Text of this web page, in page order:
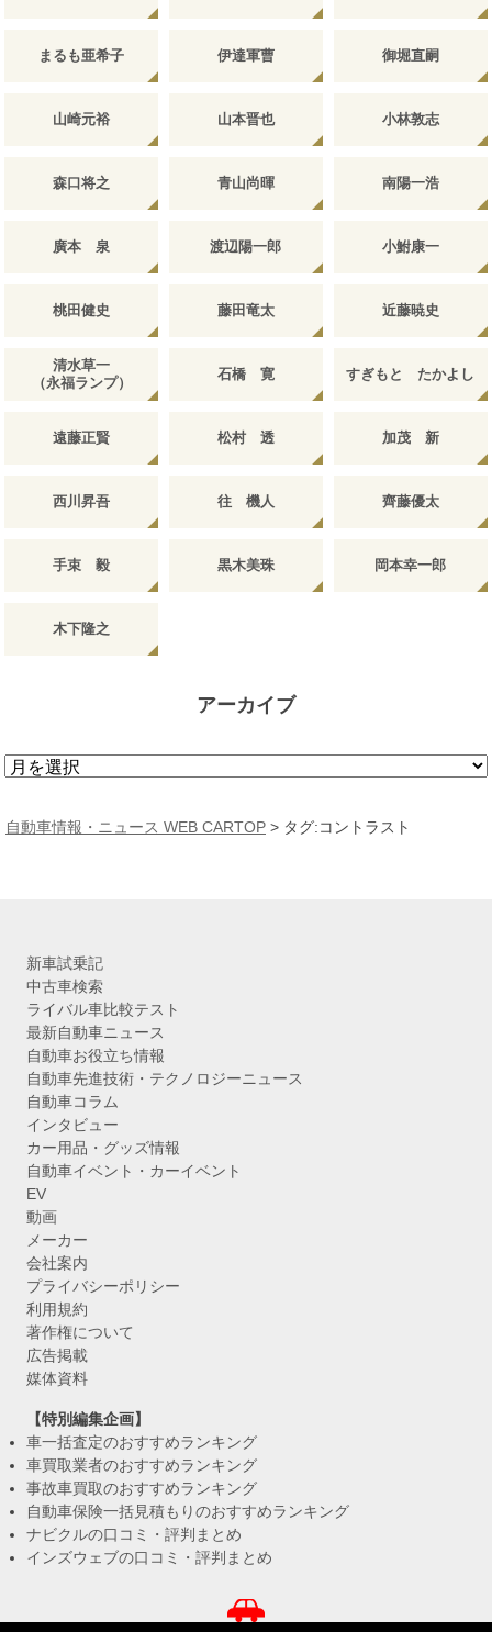
まるも亜希子 伊達軍曹 御堀直嗣
山崎元裕 山本晋也 小林敦志
森口将之 青山尚暉 南陽一浩
廣本 泉 渡辺陽一郎 小鮒康一
桃田健史 藤田竜太 近藤暁史
清水草一
（永福ランプ）
石橋 寛 すぎもと たかよし
遠藤正賢 松村 透 加茂 新
西川昇吾 往 機人 齊藤優太
手束 毅 黒木美珠 岡本幸一郎
木下隆之
アーカイブ
ア
カ
自動車情報・ニュース WEB CARTOP > タグ:コントラスト
新車試乗記
中古車検索
ライバル車比較テスト
最新自動車ニュース
自動車お役立ち情報
自動車先進技術・テクノロジーニュース
自動車コラム
インタビュー
カー用品・グッズ情報
自動車イベント・カーイベント
EV
動画
メーカー
会社案内
プライバシーポリシー
利用規約
著作権について
広告掲載
媒体資料
【特別編集企画】
車一括査定のおすすめランキング
車買取業者のおすすめランキング
事故車買取のおすすめランキング
自動車保険一括見積もりのおすすめランキング
ナビクルの口コミ・評判まとめ
インズウェブの口コミ・評判まとめ